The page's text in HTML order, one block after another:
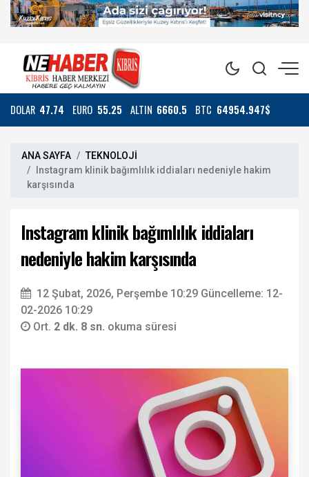
DOLAR 47.74 EURO 55.25 ALTIN 6660.5 BTC 64954.947$
ANA SAYFA
TEKNOLOJİ
Instagram klinik bağımlılık iddiaları nedeniyle hakim
karşısında
Instagram klinik bağımlılık iddiaları
nedeniyle hakim karşısında
12 Şubat, 2026, Perşembe 10:29 Güncelleme: 12-
02-2026 10:29
Ort. 2 dk. 8 sn. okuma süresi